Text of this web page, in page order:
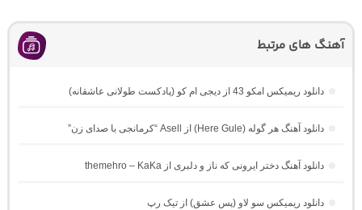
آهنگ های مرتبط
دانلود ریمیکس امکو 43 از دیجی ام کو (پادکست طولانی عاشقانه)
دانلود آهنگ هر گوله (Here Gule) از Asell “کرمانجی با صدای زن”
دانلود آهنگ دختر ایرونی که ناز و دلبری از themehro – KaKa
دانلود ریمیکس سو لاو (پس عشق) از تیک رپ